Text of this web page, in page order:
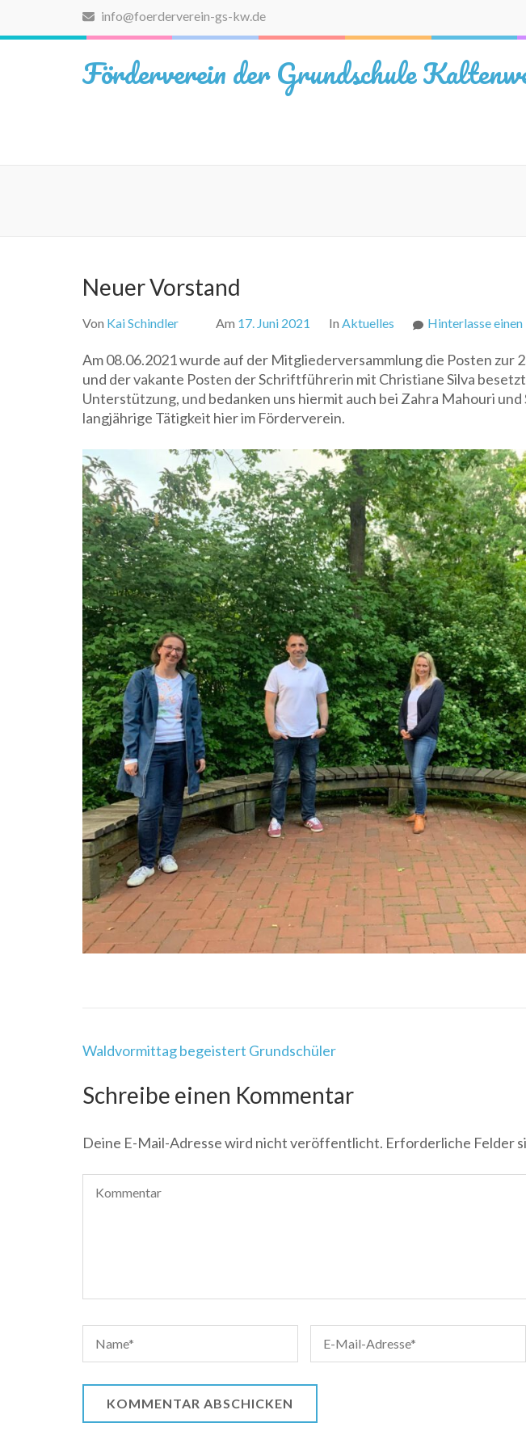
(Eingabetaste
info@foerderverein-gs-kw.de
Förderverein der Grundschule
Neuer Vorstand
Von Kai Schindler Am 17. Juni 2021 In Aktuelles Hinterlasse
Am 08.06.2021 wurde auf der Mitgliederversammlung die Posten zur
und der vakante Posten der Schriftführerin mit Christiane Silva
Unterstützung, und bedanken uns hiermit auch bei Zahra Mahouri
langjährige Tätigkeit hier im Förderverein.
Beitragsnavigation
Waldvormittag begeistert Grundschüler
Schreibe einen Kommentar
Deine E-Mail-Adresse wird nicht veröffentlicht. Erforderliche Felder